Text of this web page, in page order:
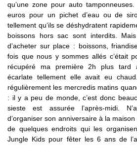
qu’une zone pour auto
euros pour un pichet d’eau ou de
tellement qu’ils se déshydratent
boissons hors sac sont interdits.
d’acheter sur place : boissons,
fois que nous y sommes allés c’était
récupéré ma première 2h plus tard
écarlate tellement elle avait eu
régulièrement les mercredis matins
: il y a peu de monde, c’est donc
sieste est assurée l’après-midi.
d’organiser son anniversaire à la
de quelques endroits qui les
Jungle Kids pour fêter les 6 ans de